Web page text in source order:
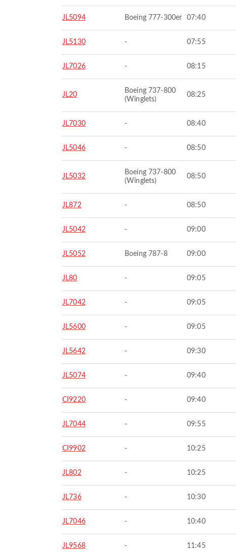
JL5094 Boeing 777-300er 07:40
JL5130 - 07:55
JL7026 - 08:15
JL20
Boeing 737-800
(Winglets)
08:25
JL7030 - 08:40
JL5046 - 08:50
JL5032
Boeing 737-800
(Winglets)
08:50
JL872 - 08:50
JL5042 - 09:00
JL5052 Boeing 787-8 09:00
JL80 - 09:05
JL7042 - 09:05
JL5600 - 09:05
JL5642 - 09:30
JL5074 - 09:40
CI9220 - 09:40
JL7044 - 09:55
CI9902 - 10:25
JL802 - 10:25
JL736 - 10:30
JL7046 - 10:40
JL9568 - 11:45